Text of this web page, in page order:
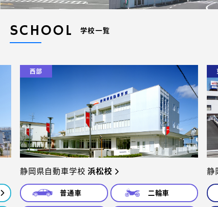
SCHOOL 学校一覧
西部
静岡県自動車学校浜松校
普通車 二輪車
静